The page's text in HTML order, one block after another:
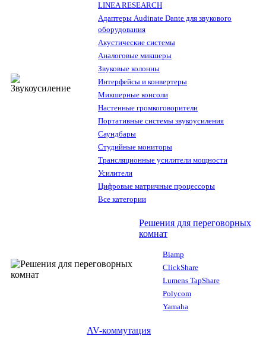
LINEA RESEARCH
Адаптеры Audinate Dante для звукового
оборудования
Акустические системы
Аналоговые микшеры
Звуковые колонны
Интерфейсы и конвертеры
Микшерные консоли
Настенные громкоговорители
Портативные системы звукоусиления
Саундбары
Студийные мониторы
Трансляционные усилители мощности
Усилители
Цифровые матричные процессоры
Все категории
Решения для переговорных
комнат
Biamp
ClickShare
Lumens TapShare
Polycom
Yamaha
AV-коммутация